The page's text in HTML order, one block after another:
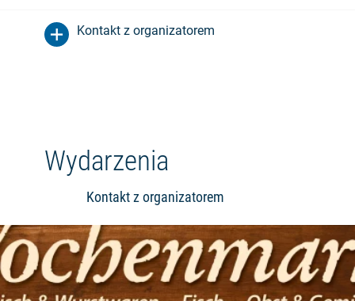
Kontakt z organizatorem
Wydarzenia
Kontakt z organizatorem